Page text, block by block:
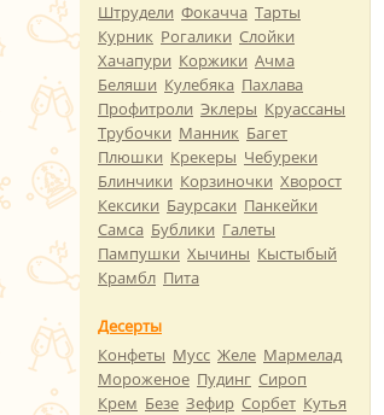
Штрудели Фокачча Тарты
Курник Рогалики Слойки
Хачапури Коржики Ачма
Беляши Кулебяка Пахлава
Профитроли Эклеры Круассаны
Трубочки Манник Багет
Плюшки Крекеры Чебуреки
Блинчики Корзиночки Хворост
Кексики Баурсаки Панкейки
Самса Бублики Галеты
Пампушки Хычины Кыстыбый
Крамбл Пита
Десерты
Конфеты Мусс Желе Мармелад
Мороженое Пудинг Сироп
Крем Безе Зефир Сорбет Кутья